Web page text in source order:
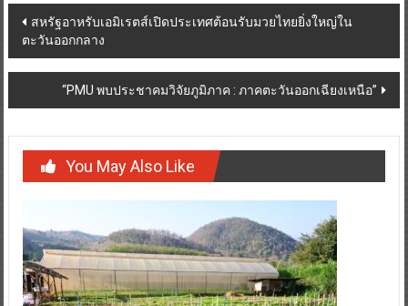
Post
navigation
ตะวันออกกลาง
“PMU พบประชาคมวิจัยภูมิภาค : ภาคตะวันออกเฉียงเหนือ”
You May Also Like